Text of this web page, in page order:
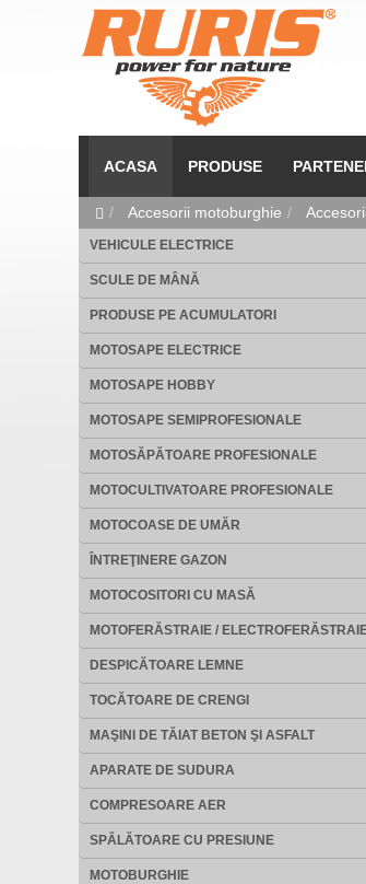
ACASA PRODUSE
Accesorii motoburghie
VEHICULE ELECTRICE
SCULE DE MÂNĂ
PRODUSE PE ACUMULATORI
MOTOSAPE ELECTRICE
MOTOSAPE HOBBY
MOTOSAPE SEMIPROFESIONALE
MOTOSĂPĂTOARE PROFESIONALE
MOTOCULTIVATOARE PROFESIONALE
MOTOCOASE DE UMĂR
ÎNTREŢINERE GAZON
MOTOCOSITORI CU MASĂ
MOTOFERĂSTRAIE /
DESPICĂTOARE LEMNE
TOCĂTOARE DE CRENGI
MAŞINI DE TĂIAT BETON ŞI ASFALT
APARATE DE SUDURA
COMPRESOARE AER
SPĂLĂTOARE CU PRESIUNE
MOTOBURGHIE